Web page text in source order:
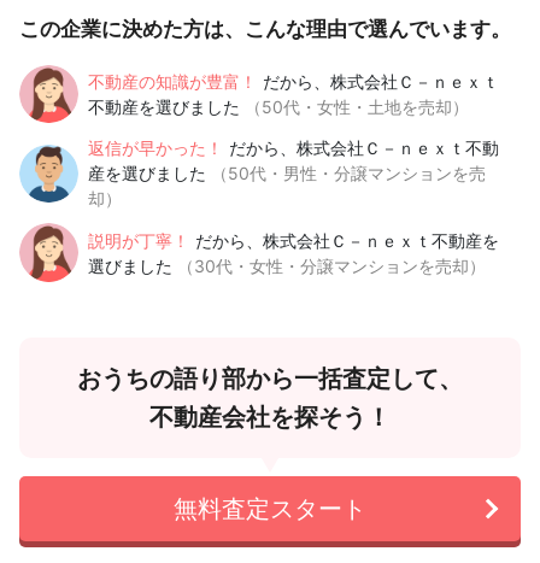
この企業に決めた方は、こんな理由で選んでいます。
不動産の知識が豊富！
だから、株式会社Ｃ－ｎｅｘｔ
不動産を選びました
（50代・女性・土地を売却）
返信が早かった！
だから、株式会社Ｃ－ｎｅｘｔ不動
産を選びました
（50代・男性・分譲マンションを売
却）
説明が丁寧！
だから、株式会社Ｃ－ｎｅｘｔ不動産を
選びました
（30代・女性・分譲マンションを売却）
おうちの語り部から一括査定して、
不動産会社を探そう！
無料査定スタート